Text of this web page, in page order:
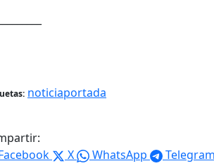
noticiaportada
X WhatsApp Telegram